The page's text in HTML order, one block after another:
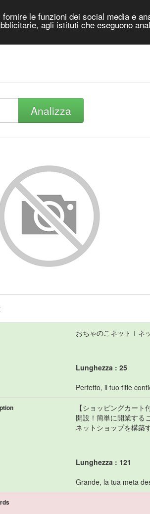
le funzioni dei social media e
agli istituti che eseguono
Analizza
おちゃのこネットｌネ
Lunghezza : 25
Perfetto, il tuo title
【ショッピングカー
開設！簡単に開業する
ネットショップを構築
Lunghezza : 121
Grande, la tua meta